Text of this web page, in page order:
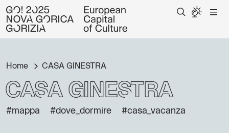
Home CASA GINESTRA
CASA GINESTRA
#mappa #dove_dormire #casa_vacanza